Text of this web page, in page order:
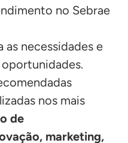
no Sebrae
as necessidades e
nos mais
de
marketing,